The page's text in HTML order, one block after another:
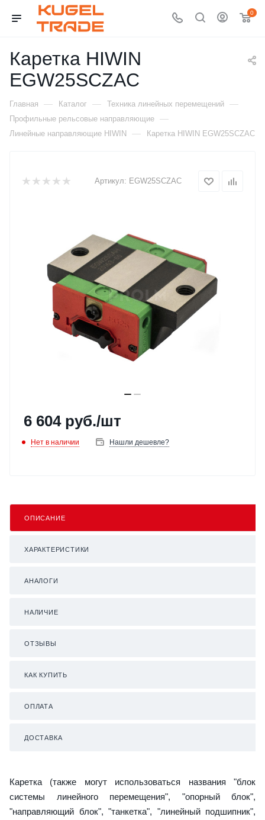
0
Каретка HIWIN
EGW25SCZAC
Главная — Каталог — Техника линейных перемещений —
Профильные рельсовые направляющие —
Линейные направляющие HIWIN — Каретка HIWIN EGW25SCZAC
Артикул: EGW25SCZAC
6 604руб./шт
Нет в наличии Нашли дешевле?
ОПИСАНИЕ
ХАРАКТЕРИСТИКИ
АНАЛОГИ
НАЛИЧИЕ
ОТЗЫВЫ
КАК КУПИТЬ
ОПЛАТА
ДОСТАВКА
Каретка (также могут использоваться названия "блок
системы линейного перемещения", "опорный блок",
"направляющий блок", "танкетка", "линейный подшипник",